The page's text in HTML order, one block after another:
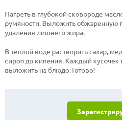
Нагреть в глубокой сковороде
румяности. Выложить обжаренную
удаления лишнего жира.
В теплой воде растворить сахар,
сироп до кипения. Каждый кусочек
выложить на блюдо. Готово!